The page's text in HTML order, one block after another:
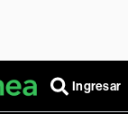
Ingresar